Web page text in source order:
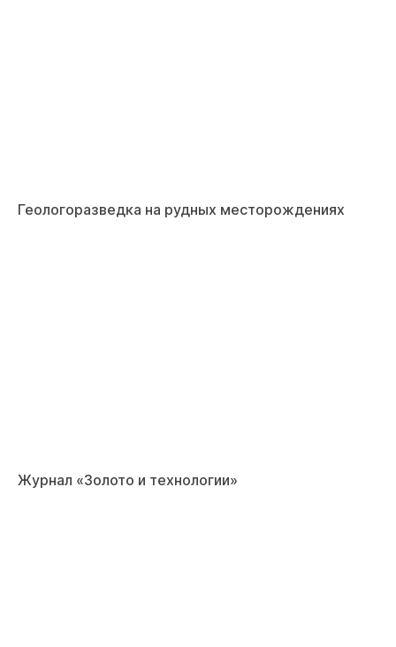
Геологоразведка на рудных месторождениях
Журнал «Золото и технологии»